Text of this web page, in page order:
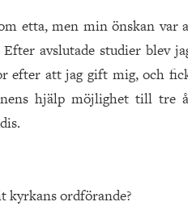
etta, men min önskan var
avslutade studier blev
efter att jag gift mig, och
hjälp möjlighet till tre
kyrkans ordförande?